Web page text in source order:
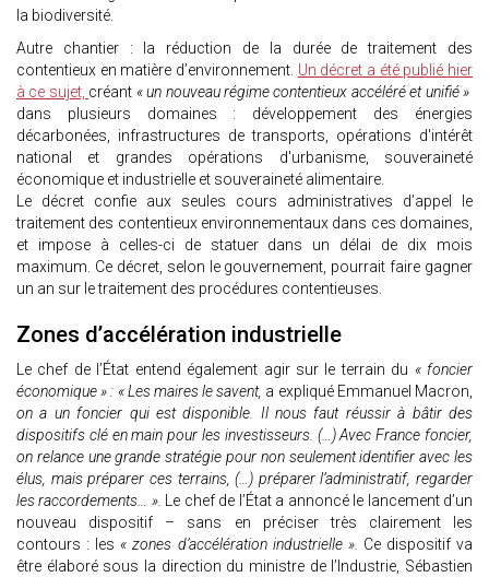
la biodiversité.
Autre chantier : la réduction de la durée de traitement des
contentieux en matière d’environnement. Un décret a été publié hier
à ce sujet, créant « un nouveau régime contentieux accéléré et unifié »
dans plusieurs domaines : développement des énergies
décarbonées, infrastructures de transports, opérations d'intérêt
national et grandes opérations d'urbanisme, souveraineté
économique et industrielle et souveraineté alimentaire.
Le décret confie aux seules cours administratives d’appel le
traitement des contentieux environnementaux dans ces domaines,
et impose à celles-ci de statuer dans un délai de dix mois
maximum. Ce décret, selon le gouvernement, pourrait faire gagner
un an sur le traitement des procédures contentieuses.
Zones d’accélération industrielle
Le chef de l’État entend également agir sur le terrain du « foncier
économique » : « Les maires le savent, a expliqué Emmanuel Macron,
on a un foncier qui est disponible. Il nous faut réussir à bâtir des
dispositifs clé en main pour les investisseurs. (…) Avec France foncier,
on relance une grande stratégie pour non seulement identifier avec les
élus, mais préparer ces terrains, (…) préparer l’administratif, regarder
les raccordements… ». Le chef de l’État a annoncé le lancement d’un
nouveau dispositif – sans en préciser très clairement les
contours : les « zones d’accélération industrielle ». Ce dispositif va
être élaboré sous la direction du ministre de l’Industrie, Sébastien